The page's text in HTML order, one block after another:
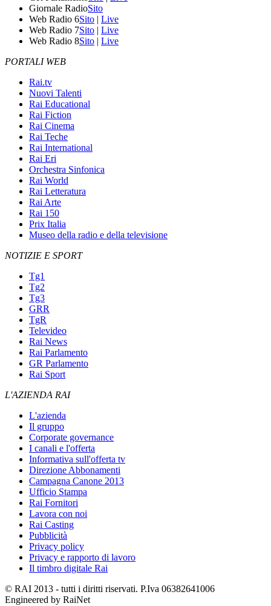
Giornale RadioSito
Web Radio 6Sito | Live
Web Radio 7Sito | Live
Web Radio 8Sito | Live
PORTALI WEB
Rai.tv
Nuovi Talenti
Rai Educational
Rai Fiction
Rai Cinema
Rai Teche
Rai International
Rai Eri
Orchestra Sinfonica
Rai World
Rai Letteratura
Rai Arte
Rai 150
Prix Italia
Museo della radio e della televisione
NOTIZIE E SPORT
Tg1
Tg2
Tg3
GRR
TgR
Televideo
Rai News
Rai Parlamento
GR Parlamento
Rai Sport
L'AZIENDA RAI
L'azienda
Il gruppo
Corporate governance
I canali e l'offerta
Informativa sull'offerta tv
Direzione Abbonamenti
Campagna Canone 2013
Ufficio Stampa
Rai Fornitori
Lavora con noi
Rai Casting
Pubblicità
Privacy policy
Privacy e rapporto di lavoro
Il timbro digitale Rai
© RAI 2013 - tutti i diritti riservati. P.Iva 06382641006
Engineered by RaiNet